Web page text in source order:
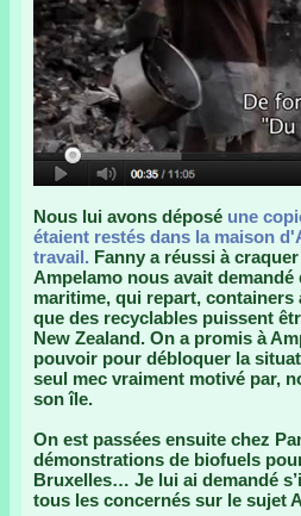
Nous lui avons déposé une
étaient restés dans la maison
travail. Fanny a réussi à
Ampelamo nous avait
maritime, qui repart, containers
que des recyclables puissent
New Zealand. On a promis à
pouvoir pour débloquer la
seul mec vraiment motivé par,
son île.
On est passées ensuite chez
démonstrations de biofuels
Bruxelles… Je lui ai demandé
tous les concernés sur le sujet